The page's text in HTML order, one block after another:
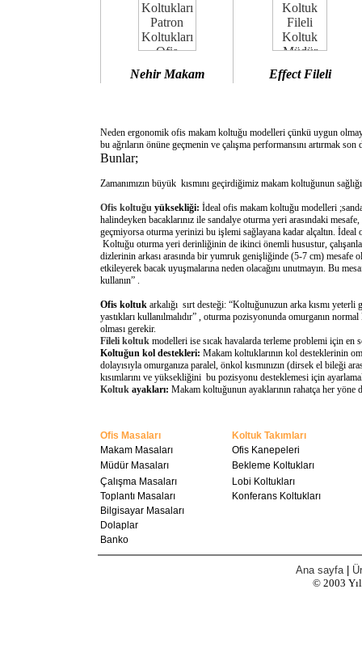
Nehir Makam Effect Fileli
Neden ergonomik ofis makam koltuğu modelleri çünkü uygun
bu ağrıların önüne geçmenin ve çalışma performansını artırmak
Bunlar;
Zamanımızın büyük kısmını geçirdiğimiz makam koltuğunun
Ofis koltuğu yüksekliği: İdeal ofis makam koltuğu modelleri
halindeyken bacaklarınız ile sandalye oturma yeri arasındaki
geçmiyorsa oturma yerinizi bu işlemi sağlayana kadar alçaltın.
Koltuğu oturma yeri derinliğinin de ikinci önemli husustur,
dizlerinin arkası arasında bir yumruk genişliğinde (5-7 cm) mesafe
etkileyerek bacak uyuşmalarına neden olacağını unutmayın. Bu
kullanın” .
Ofis koltuk arkalığı sırt desteği: “Koltuğunuzun arka kısmı
yastıkları kullanılmalıdır” , oturma pozisyonunda omurganın
olması gerekir.
Fileli koltuk modelleri ise sıcak havalarda terleme problemi için
Koltuğun kol destekleri: Makam koltuklarının kol desteklerinin
dolayısıyla omurganıza paralel, önkol kısmınızın (dirsek el bileği
kısımlarını ve yüksekliğini bu pozisyonu desteklemesi için
Koltuk ayakları: Makam koltuğunun ayaklarının rahatça her
Ofis Masaları
Koltuk Takımları
Makam Masaları
Ofis Kanepeleri
Müdür Masaları
Bekleme Koltukları
Çalışma Masaları
Lobi Koltukları
Toplantı Masaları
Konferans Koltukları
Bilgisayar Masaları
Dolaplar
Banko
Ana sayfa
© 2003